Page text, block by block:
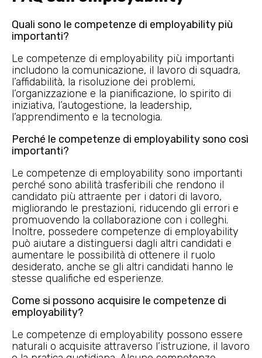
Quali sono le competenze di employability più
importanti?
Le competenze di employability più importanti
includono la comunicazione, il lavoro di squadra,
l’affidabilità, la risoluzione dei problemi,
l’organizzazione e la pianificazione, lo spirito di
iniziativa, l’autogestione, la leadership,
l’apprendimento e la tecnologia.
Perché le competenze di employability sono così
importanti?
Le competenze di employability sono importanti
perché sono abilità trasferibili che rendono il
candidato più attraente per i datori di lavoro,
migliorando le prestazioni, riducendo gli errori e
promuovendo la collaborazione con i colleghi.
Inoltre, possedere competenze di employability
può aiutare a distinguersi dagli altri candidati e
aumentare le possibilità di ottenere il ruolo
desiderato, anche se gli altri candidati hanno le
stesse qualifiche ed esperienze.
Come si possono acquisire le competenze di
employability?
Le competenze di employability possono essere
naturali o acquisite attraverso l’istruzione, il lavoro